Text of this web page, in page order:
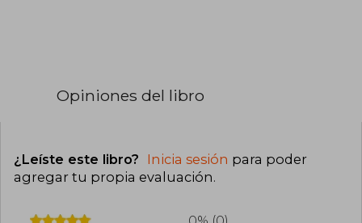
Opiniones del libro
¿Leíste este libro? Inicia sesión para poder
agregar tu propia evaluación.